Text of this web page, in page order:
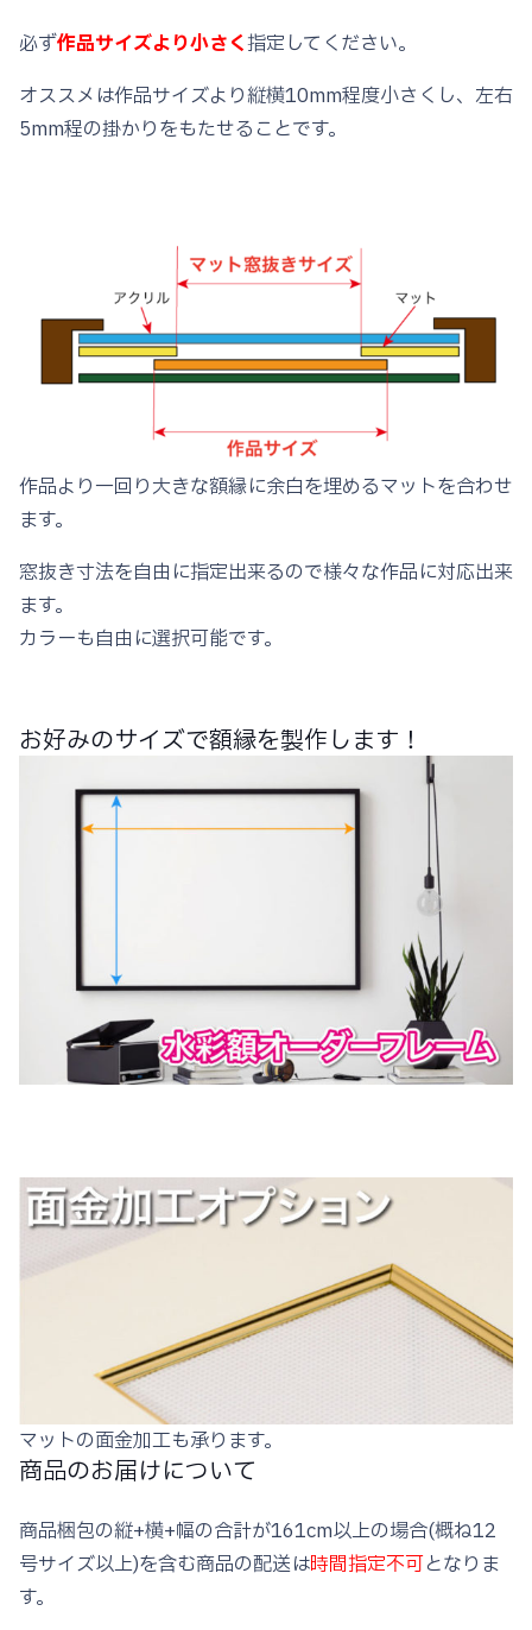
バ
OS22
個
必ず作品サイズより小さく指定してください。
オススメは作品サイズより縦横10mm程度小さくし、左右
5mm程の掛かりをもたせることです。
作品より一回り大きな額縁に余白を埋めるマットを合わせ
ます。
窓抜き寸法を自由に指定出来るので様々な作品に対応出来
ます。
カラーも自由に選択可能です。
お好みのサイズで額縁を製作します！
マットの面金加工も承ります。
商品のお届けについて
商品梱包の縦+横+幅の合計が161cm以上の場合(概ね12
号サイズ以上)を含む商品の配送は時間指定不可となりま
す。